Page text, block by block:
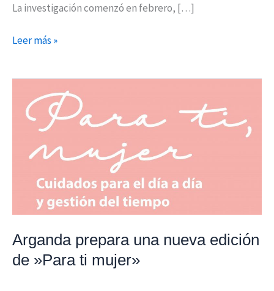
La investigación comenzó en febrero, […]
Leer más »
Arganda prepara una nueva edición
de »Para ti mujer»
prepara
una
edición